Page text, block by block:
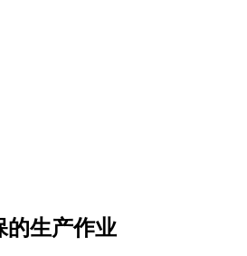
的生产作业